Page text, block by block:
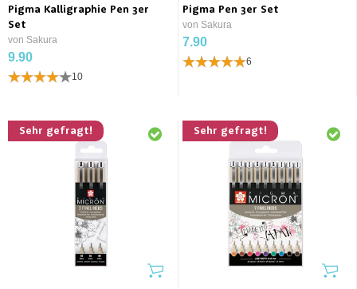
Pigma Kalligraphie Pen 3er
Set
von Sakura
9.90
10
Pigma Pen 3er Set
von Sakura
7.90
6
Sehr gefragt! Sehr gefragt!